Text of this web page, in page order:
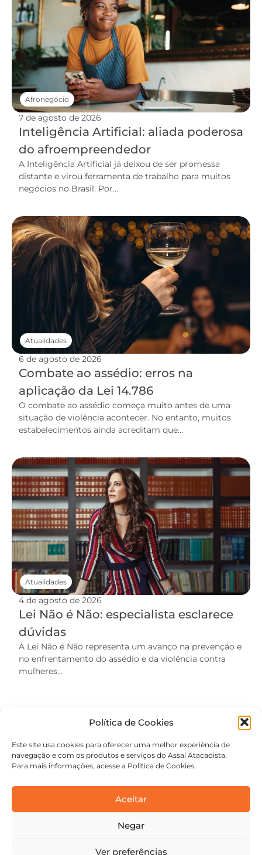
Política de Cookies
Este site usa cookies para oferecer uma melhor experiência de
navegação e com os produtos e serviços do Assaí Atacadista.
Para mais informações, acesse a Política de Cookies.
Aceitar
Negar
Ver preferências
7 de agosto de 2026
Inteligência Artificial: aliada poderosa
do afroempreendedor
A Inteligência Artificial já deixou de ser promessa
distante e virou ferramenta de trabalho para muitos
negócios no Brasil. Por...
Afronegócio
6 de agosto de 2026
Combate ao assédio: erros na
aplicação da Lei 14.786
O combate ao assédio começa muito antes de uma
situação de violência acontecer. No entanto, muitos
estabelecimentos ainda acreditam que...
Atualidades
4 de agosto de 2026
Lei Não é Não: especialista esclarece
dúvidas
A Lei Não é Não representa um avanço na prevenção e
no enfrentamento do assédio e da violência contra
mulheres...
Atualidades
contato@academiaassai.com.br
Copyright © 2025 | Todos os direitos reservados